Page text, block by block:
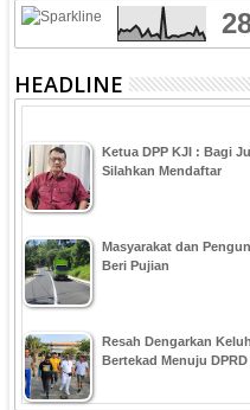
HEADLINE
Ketua DPP KJI : Bagi
Silahkan Mendaftar
Masyarakat dan
Beri Pujian
Resah Dengarkan
Bertekad Menuju